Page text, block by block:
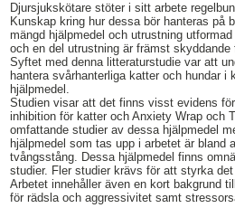
Djursjukskötare stöter i sitt arbete
Kunskap kring hur dessa bör hanteras på
mängd hjälpmedel och utrustning
och en del utrustning är främst
Syftet med denna litteraturstudie var att
hantera svårhanterliga katter och hundar
hjälpmedel.
Studien visar att det finns visst evidens
inhibition för katter och Anxiety Wrap och
omfattande studier av dessa hjälpmedel
hjälpmedel som tas upp i arbetet är bland
tvångsstång. Dessa hjälpmedel finns
studier. Fler studier krävs för att styrka
Arbetet innehåller även en kort bakgrund
för rädsla och aggressivitet samt